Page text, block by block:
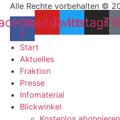
Alle Rechte vorbehalten ©
f
YoutubeTwitter
Start
Aktuelles
Fraktion
Presse
Infomaterial
Blickwinkel